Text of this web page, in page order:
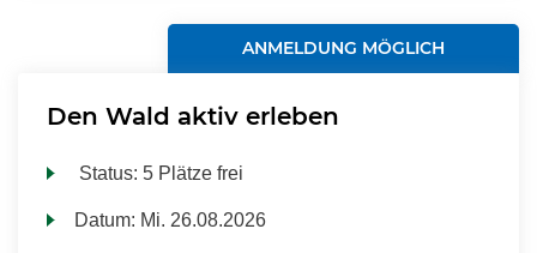
ANMELDUNG MÖGLICH
Den Wald aktiv erleben
Status:5 Plätze frei
Datum: Mi. 26.08.2026